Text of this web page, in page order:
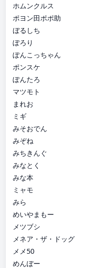
ホムンクルス
ポヨン田ポポ助
ぼるしち
ぽろり
ぽんこっちゃん
ポンスケ
ぽんたろ
マツモト
まれお
ミギ
みそおでん
みぞね
みちきんぐ
みなとく
みな本
ミャモ
みら
めいやまもー
メツブシ
メネア・ザ・ドッグ
メメ50
めんぼー